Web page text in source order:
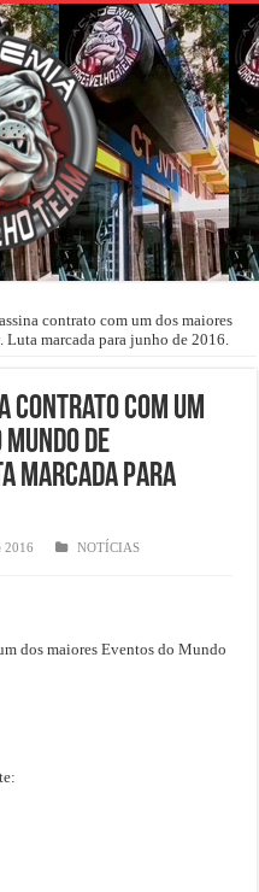
contrato com um dos maiores
marcada para junho de 2016.
contrato com um
de
marcada para
2016
NOTÍCIAS
dos maiores Eventos do Mundo